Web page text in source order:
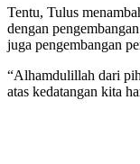
Tentu, Tulus
dengan
juga pengembangan
“Alhamdulillah dari
atas kedatangan kita